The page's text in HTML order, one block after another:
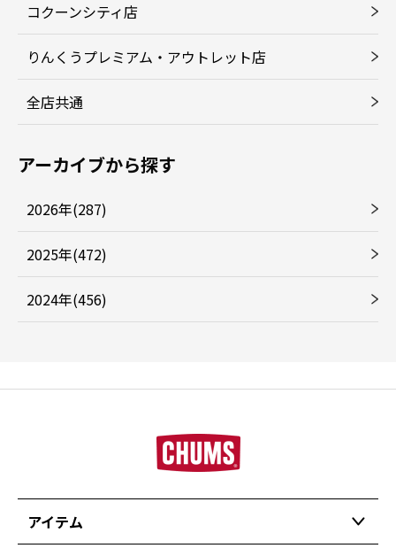
コクーンシティ店
りんくうプレミアム・アウトレット店
全店共通
アーカイブから探す
2026年(287)
2025年(472)
2024年(456)
アイテム